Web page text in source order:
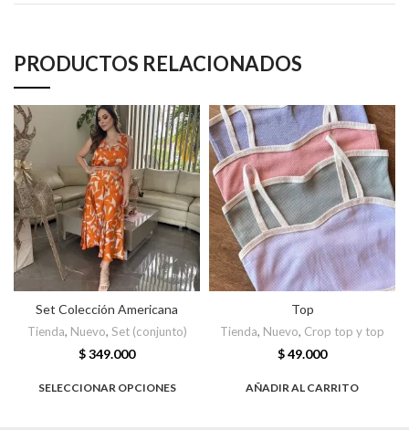
PRODUCTOS RELACIONADOS
Set Colección Americana
Tienda, Nuevo, Set (conjunto)
$349.000
SELECCIONAR OPCIONES
Top
Tienda, Nuevo, Crop top y top
$49.000
AÑADIR AL CARRITO